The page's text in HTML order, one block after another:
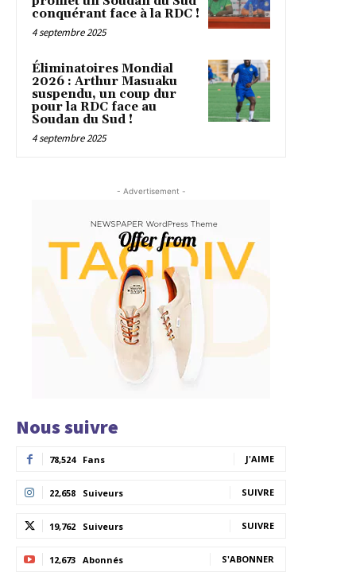
conquérant face à la RDC !
4 septembre 2025
Éliminatoires Mondial
2026 : Arthur Masuaku
suspendu, un coup dur
pour la RDC face au
Soudan du Sud !
4 septembre 2025
- Advertisement -
Nous suivre
78,524 Fans J'AIME
22,658 Suiveurs SUIVRE
19,762 Suiveurs SUIVRE
12,673 Abonnés S'ABONNER